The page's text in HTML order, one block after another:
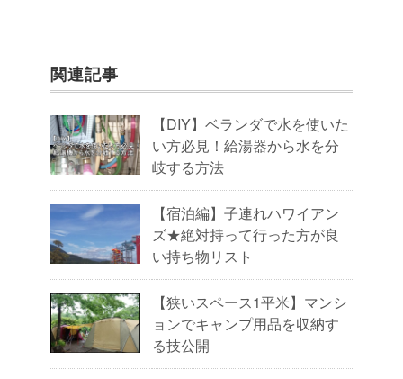
関連記事
【DIY】ベランダで水を使いた
い方必見！給湯器から水を分
岐する方法
【宿泊編】子連れハワイアン
ズ★絶対持って行った方が良
い持ち物リスト
【狭いスペース1平米】マンシ
ョンでキャンプ用品を収納す
る技公開